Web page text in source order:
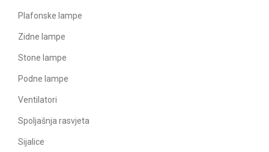
Plafonske lampe
Zidne lampe
Stone lampe
Podne lampe
Ventilatori
Spoljašnja rasvjeta
Sijalice